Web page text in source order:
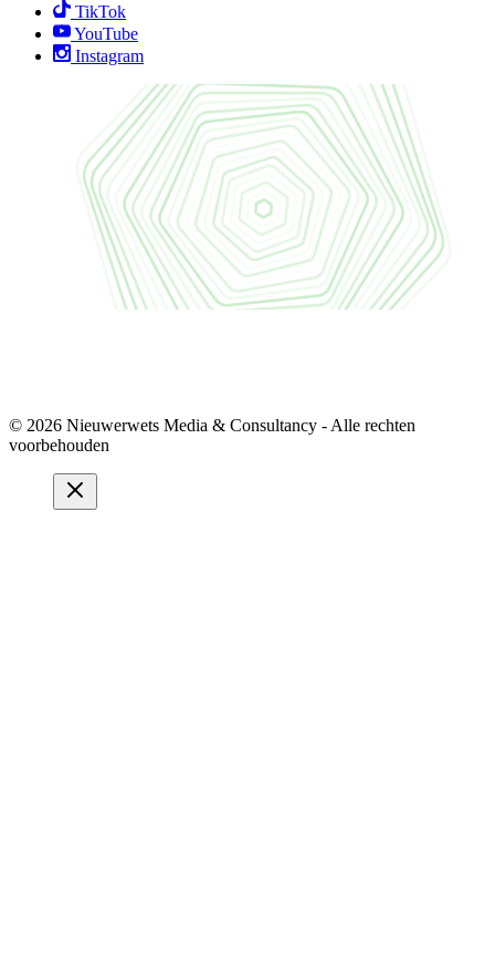
TikTok
YouTube
Instagram
© 2026 Nieuwerwets Media & Consultancy - Alle rechten
voorbehouden